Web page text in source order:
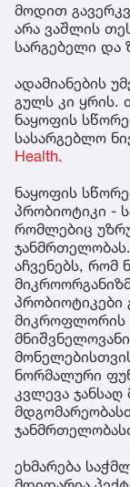
მოდით
არა ვაშლის
სარგებელი და
ადამიანების
გულს კი ყრის.
ნაყოფის
სასარგებლო
Health.
ნაყოფის
პრობიოტიკი -
რომლებიც
აჩვენებს, რომ
პრობიოტიკები
მიკროფლორის
ნორმალური
კვლევა
ეხმარება